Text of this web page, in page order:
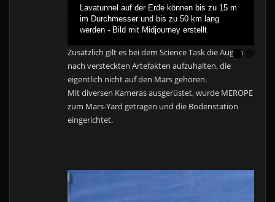
Lavatunnel auf der Erde können bis zu 15 m
im Durchmesser und bis zu 50 km lang
werden - Bild mit Midjourney erstellt
Zusätzlich gilt es bei dem Science Task die Augen
nach versteckten Artefakten aufzuhalten, die
eigentlich nicht auf den Mars gehören.
Mit diversen Kameras ausgerüstet, wurde MEROPE
zum Mars-Yard getragen und die Bodenstation
eingerichtet.